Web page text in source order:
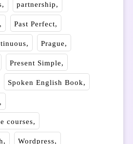
partnership
Past Perfect
Prague
Present Simple
Spoken English Book
courses
Wordpress